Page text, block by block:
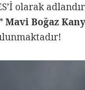
olarak
Mavi Boğaz